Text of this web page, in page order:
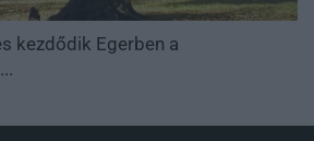
kezdődik Egerben a